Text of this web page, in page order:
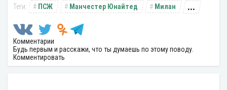
ПСЖ Манчестер Юнайтед Милан ...
Комментарии
Будь первым и расскажи, что ты думаешь по этому поводу.
Комментировать